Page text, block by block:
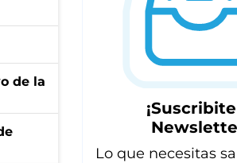
de la
Lo que necesitas